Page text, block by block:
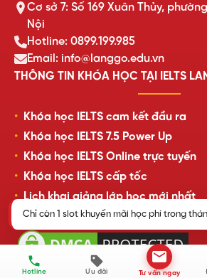
Hotline Ưu đãi Tư vấn ngay
Chỉ còn 1 slot khuyến mãi học phí trong
Cơ sở 7: Số 169 Xuân Thủy,
Nội
Hotline: 0899.199.985
Email: info@langgo.edu.vn
THÔNG TIN KHÓA HỌC TẠI IELTS
Khóa học IELTS cam kết đầu ra
Khóa học IELTS 7.5 Power Up
Khóa học IELTS Online trực tuyến
Khóa học IELTS cấp tốc
Lịch khai giảng lớp học mới nhất
Review của học viên LangGo